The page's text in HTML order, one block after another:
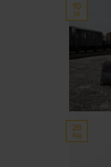
10
jul
26
aug